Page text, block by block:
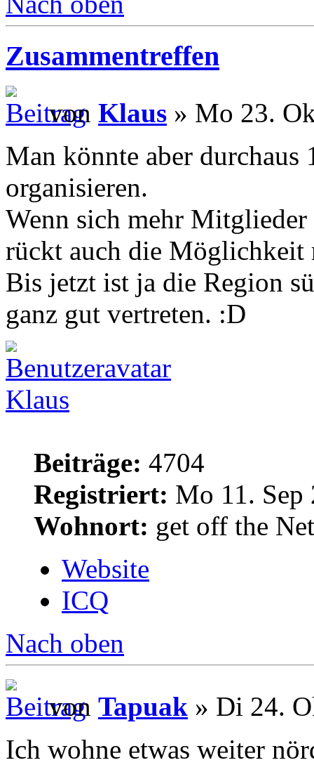
Zusammentreffen
von Klaus » Mo 23.
Man könnte aber
organisieren.
Wenn sich mehr
rückt auch die Möglichkeit
Bis jetzt ist ja die Region
ganz gut vertreten. :D
Klaus
Beiträge: 4704
Registriert: Mo 11. Sep
Wohnort: get off the
Website
ICQ
Nach oben
von Tapuak » Di 24.
Ich wohne etwas weiter